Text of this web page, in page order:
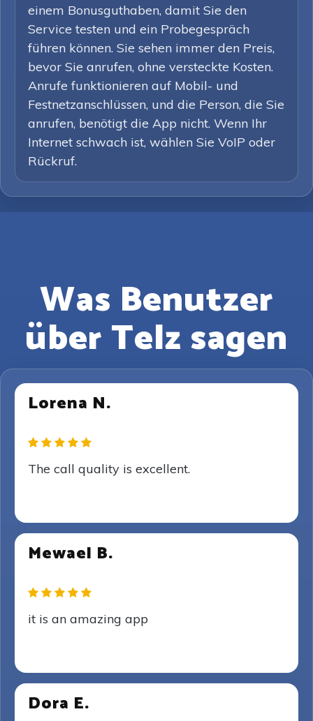
einem Bonusguthaben, damit Sie den
Service testen und ein Probegespräch
führen können. Sie sehen immer den Preis,
bevor Sie anrufen, ohne versteckte Kosten.
Anrufe funktionieren auf Mobil- und
Festnetzanschlüssen, und die Person, die Sie
anrufen, benötigt die App nicht. Wenn Ihr
Internet schwach ist, wählen Sie VoIP oder
Rückruf.
Was Benutzer
über Telz sagen
Lorena N.
The call quality is excellent.
Mewael B.
it is an amazing app
Dora E.